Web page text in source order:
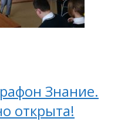
Знание.
открыта!